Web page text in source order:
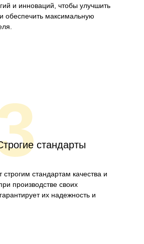
и инноваций, чтобы улучшить
обеспечить максимальную
стандарты
строгим стандартам качества и
производстве своих
их надежность и